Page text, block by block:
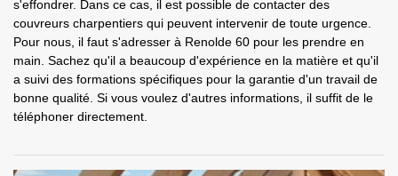
s'effondrer. Dans ce cas, il est possible de contacter des
couvreurs charpentiers qui peuvent intervenir de toute urgence.
Pour nous, il faut s'adresser à Renolde 60 pour les prendre en
main. Sachez qu'il a beaucoup d'expérience en la matière et qu'il
a suivi des formations spécifiques pour la garantie d'un travail de
bonne qualité. Si vous voulez d'autres informations, il suffit de le
téléphoner directement.